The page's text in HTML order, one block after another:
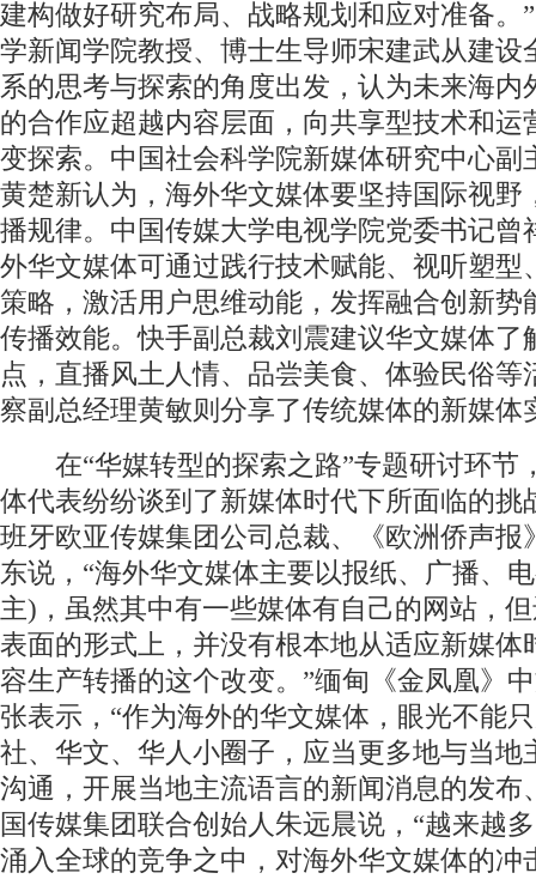
建构做好研究布局、战略规划和应对准备。
学新闻学院教授、博士生导师宋建武从建设
系的思考与探索的角度出发，认为未来海内
的合作应超越内容层面，向共享型技术和运
变探索。中国社会科学院新媒体研究中心副
黄楚新认为，海外华文媒体要坚持国际视野
播规律。中国传媒大学电视学院党委书记曾
外华文媒体可通过践行技术赋能、视听塑型
策略，激活用户思维动能，发挥融合创新势
传播效能。快手副总裁刘震建议华文媒体了
点，直播风土人情、品尝美食、体验民俗等
察副总经理黄敏则分享了传统媒体的新媒体
在“华媒转型的探索之路”专题研讨环节
体代表纷纷谈到了新媒体时代下所面临的挑
班牙欧亚传媒集团公司总裁、《欧洲侨声报
东说，“海外华文媒体主要以报纸、广播、
主)，虽然其中有一些媒体有自己的网站，
表面的形式上，并没有根本地从适应新媒体
容生产转播的这个改变。”缅甸《金凤凰》
张表示，“作为海外的华文媒体，眼光不能
社、华文、华人小圈子，应当更多地与当地
沟通，开展当地主流语言的新闻消息的发布
国传媒集团联合创始人朱远晨说，“越来越
涌入全球的竞争之中，对海外华文媒体的冲